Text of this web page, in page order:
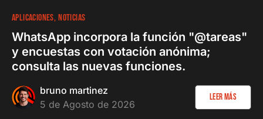
APLICACIONES NOTICIAS
WhatsApp incorpora la función "@tareas"
y encuestas con votación anónima;
consulta las nuevas funciones.
bruno martinez
5 de Agosto de 2026
Leer más